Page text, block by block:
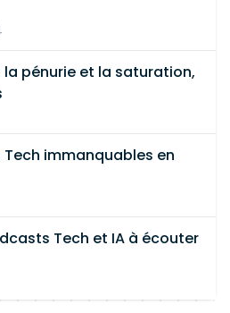
la pénurie et la saturation,
Tech immanquables en
Tech et IA à écouter